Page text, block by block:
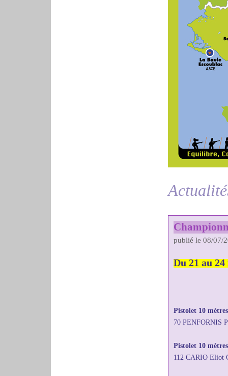
publié le 08/07/
Du 21 au
Pistolet 10
70 PENFORNIS
Pistolet 10
112 CARIO Eliot